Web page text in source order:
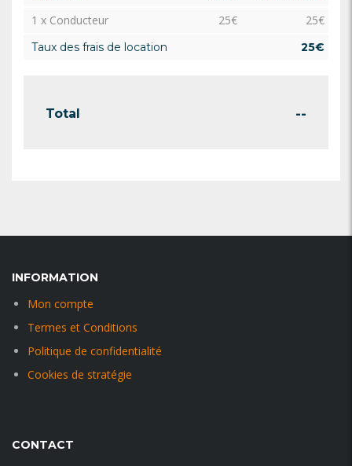
1 x Conducteur 25€ 25€
Taux des frais de location 25€
Total --
INFORMATION
Mon compte
Termes et Conditions
Politique de confidentialité
Cookies de stratégie
CONTACT